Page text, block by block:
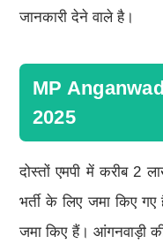
जानकारी देने वाले है।
MP
2025
दोस्तों एमपी में करीब 2
भर्ती के लिए जमा किए
जमा किए हैं। आंगनवाड़ी